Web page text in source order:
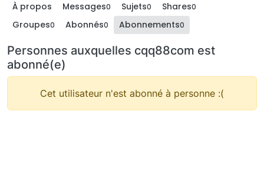
À propos Messages0 Sujets0 Shares0
Groupes0 Abonnés0 Abonnements0
Personnes auxquelles cqq88com est
abonné(e)
Cet utilisateur n'est abonné à personne :(